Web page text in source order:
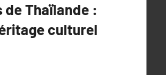
de Thaïlande :
culturel